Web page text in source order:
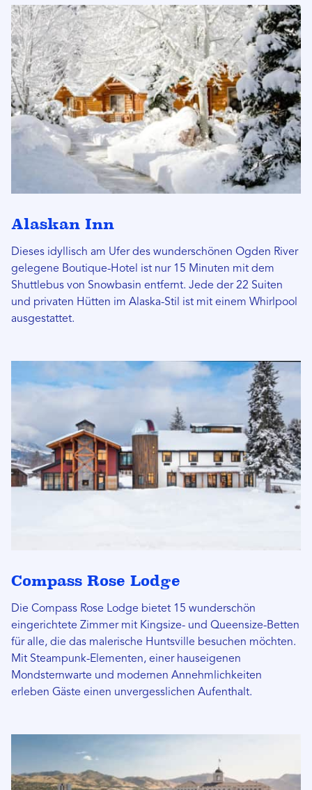
Alaskan Inn
Dieses idyllisch am Ufer des wunderschönen Ogden River
gelegene Boutique-Hotel ist nur 15 Minuten mit dem
Shuttlebus von Snowbasin entfernt. Jede der 22 Suiten
und privaten Hütten im Alaska-Stil ist mit einem Whirlpool
ausgestattet.
Compass Rose Lodge
Die Compass Rose Lodge bietet 15 wunderschön
eingerichtete Zimmer mit Kingsize- und Queensize-Betten
für alle, die das malerische Huntsville besuchen möchten.
Mit Steampunk-Elementen, einer hauseigenen
Mondsternwarte und modernen Annehmlichkeiten
erleben Gäste einen unvergesslichen Aufenthalt.